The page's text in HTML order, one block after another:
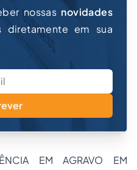
nossas novidades
diretamente em sua
EM AGRAVO EM